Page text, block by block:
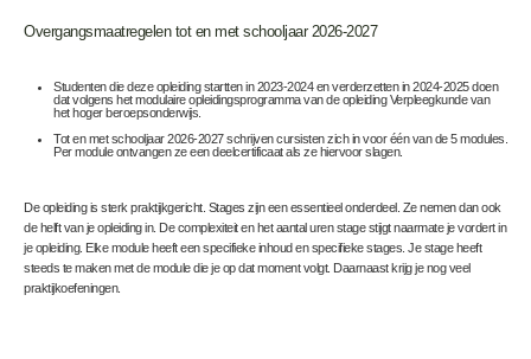
Overgangsmaatregelen tot en met schooljaar 2026-2027
Studenten die deze opleiding startten in 2023-2024 en verderzetten in 2024-2025 doen
dat volgens het modulaire opleidingsprogramma van de opleiding Verpleegkunde van
het hoger beroepsonderwijs.
Tot en met schooljaar 2026-2027 schrijven cursisten zich in voor één van de 5 modules.
Per module ontvangen ze een deelcertificaat als ze hiervoor slagen.
De opleiding is sterk praktijkgericht. Stages zijn een essentieel onderdeel. Ze nemen dan ook
de helft van je opleiding in. De complexiteit en het aantal uren stage stijgt naarmate je vordert in
je opleiding. Elke module heeft een specifieke inhoud en specifieke stages. Je stage heeft
steeds te maken met de module die je op dat moment volgt. Daarnaast krijg je nog veel
praktijkoefeningen.